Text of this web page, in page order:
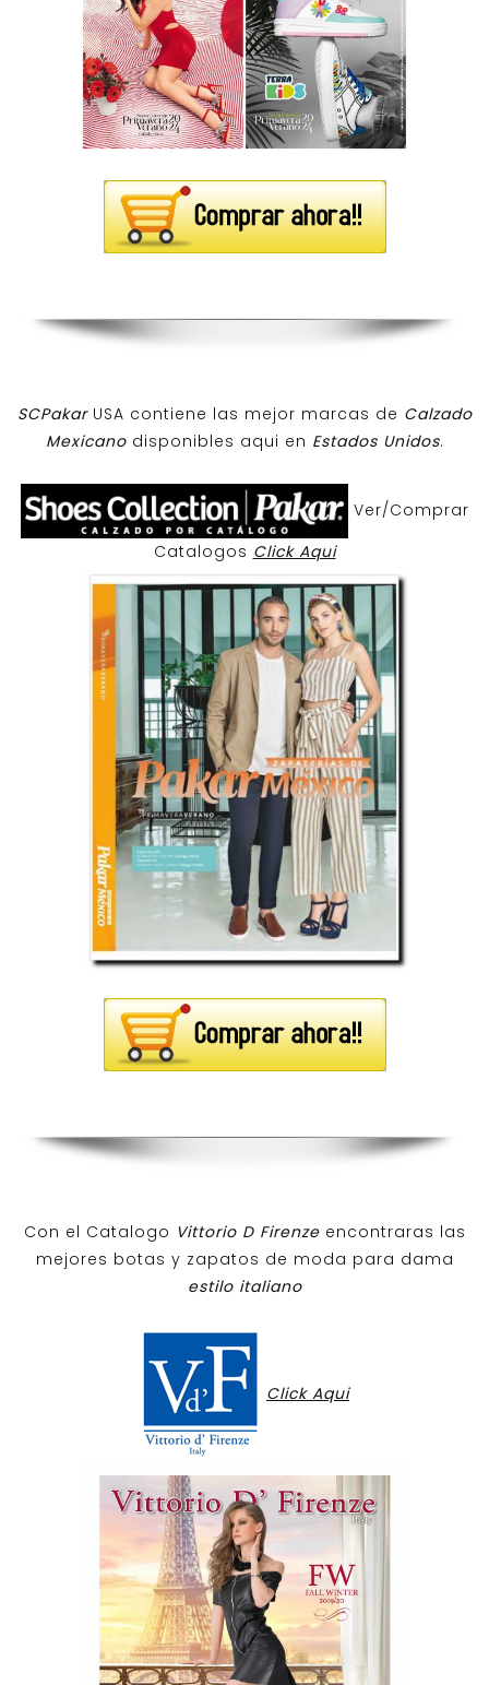
SCPakar USA contiene las mejor marcas de Calzado
Mexicanodisponibles aqui en Estados Unidos.
Ver/Comprar
Catalogos Click Aqui
Con el Catalogo Vittorio D Firenzeencontraras las
mejores botas y zapatos de moda para dama
estilo italiano
Click Aqui